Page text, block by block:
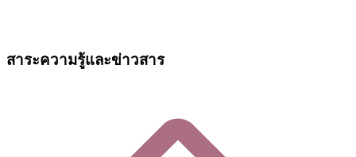
สาระความรู้และข่าวสาร